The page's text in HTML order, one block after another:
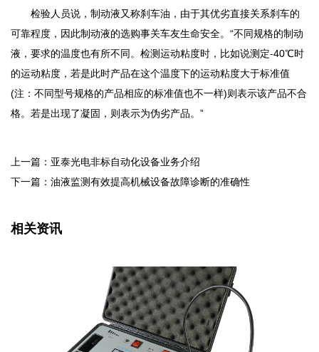
检验人员说，制动液又称刹车油，由于其优劣直接关系刹车的
可靠程度，因此制动液的选购事关车友生命安全。“不同规格的制动
液，要求的温度也有所不同。检测运动粘度时，比如说测定-40℃时
的运动粘度，若是此时产品在这个温度下的运动粘度大于标准值
(注：不同型号规格的产品相应的标准值也不一样)则表示该产品不合
格。若是出现了凝固，则表示为伪劣产品。”
上一篇：亚泰光电非标自动化设备业务介绍
下一篇：油液监测有效提高机械设备故障诊断的准确性
相关资讯